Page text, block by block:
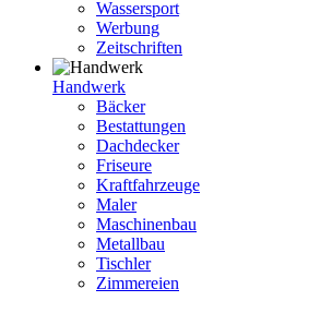
Wassersport
Werbung
Zeitschriften
Handwerk
Bäcker
Bestattungen
Dachdecker
Friseure
Kraftfahrzeuge
Maler
Maschinenbau
Metallbau
Tischler
Zimmereien